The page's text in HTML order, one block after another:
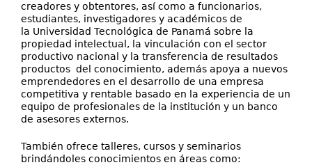
creadores y obtentores, así como a funcionarios,
estudiantes, investigadores y académicos de
la Universidad Tecnológica de Panamá sobre la
propiedad intelectual, la vinculación con el sector
productivo nacional y la transferencia de resultados
productos del conocimiento, además apoya a nuevos
emprendedores en el desarrollo de una empresa
competitiva y rentable basado en la experiencia de un
equipo de profesionales de la institución y un banco
de asesores externos.
También ofrece talleres, cursos y seminarios
brindándoles conocimientos en áreas como: